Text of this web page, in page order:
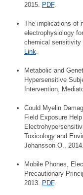
2015. PDF.
The implications of
electrophysiology
chemical sensitivity
Link.
Metabolic and
Hypersensitive
Intervention,
Could Myelin
Field Exposure
Toxicology and
Johansson O., 2014.
Mobile Phones,
Precautionary
2013. PDF.